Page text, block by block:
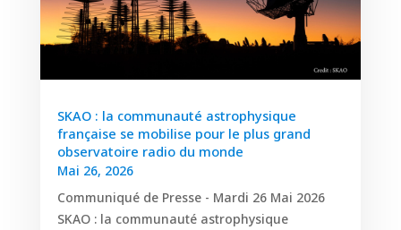
SKAO : la communauté astrophysique
française se mobilise pour le plus grand
observatoire radio du monde
Mai 26, 2026
Communiqué de Presse - Mardi 26 Mai 2026
SKAO : la communauté astrophysique